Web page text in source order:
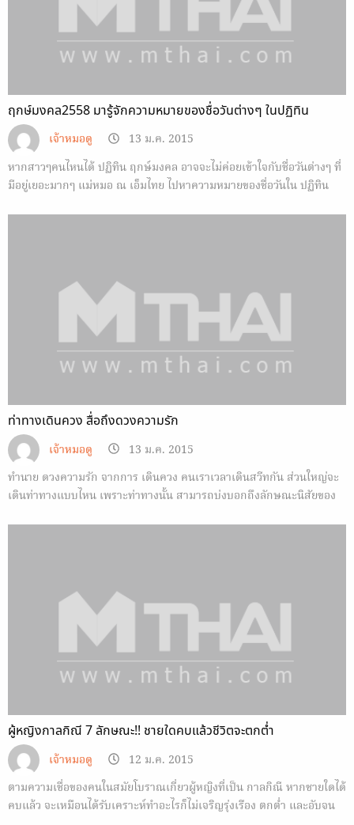
ฤกษ์มงคล2558 มารู้จักความหมายของชื่อวันต่างๆ ในปฏิทิน
เจ้าหมอดู
13 ม.ค. 2015
หากสาวๆคนไหนได้ ปฏิทิน ฤกษ์มงคล อาจจะไม่ค่อยเข้าใจกับชื่อวันต่างๆ ที่
มีอยู่เยอะมากๆ แม่หมอ ณ เอ็มไทย ไปหาความหมายของชื่อวันใน ปฏิทิน
ท่าทางเดินควง สื่อถึงดวงความรัก
เจ้าหมอดู
13 ม.ค. 2015
ทำนาย ดวงความรัก จากการ เดินควง คนเราเวลาเดินสวีทกัน ส่วนใหญ่จะ
เดินท่าทางแบบไหน เพราะท่าทางนั้น สามารถบ่งบอกถึงลักษณะนิสัยของ
ผู้หญิงกาลกิณี 7 ลักษณะ!! ชายใดคบแล้วชีวิตจะตกต่ำ
เจ้าหมอดู
12 ม.ค. 2015
ตามความเชื่อของคนในสมัยโบราณเกี่ยวผู้หญิงที่เป็น กาลกิณี หากชายใดได้
คบแล้ว จะเหมือนได้รับเคราะห์ทำอะไรก็ไม่เจริญรุ่งเรือง ตกต่ำ และอับจน